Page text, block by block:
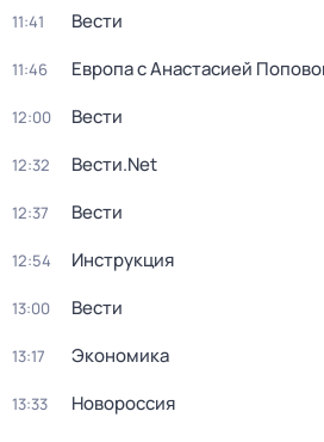
11:41 Вести
11:46 Европа с Анастасией
12:00 Вести
12:32 Вести.Net
12:37 Вести
12:54 Инструкция
13:00 Вести
13:17 Экономика
13:33 Новороссия